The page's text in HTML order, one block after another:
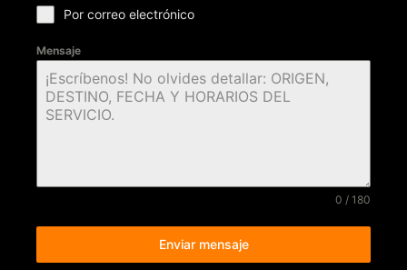
Por correo electrónico
Mensaje
0 / 180
Enviar mensaje